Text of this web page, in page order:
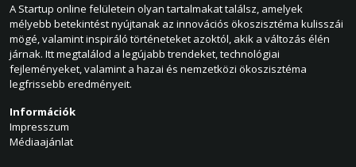
A Startup online felületein olyan tartalmakat találsz, amelyek
mélyebb betekintést nyújtanak az innovációs ökoszisztéma kulisszái
mögé, valamint inspiráló történeteket azoktól, akik a változás élén
járnak. Itt megtalálod a legújabb trendeket, technológiai
fejleményeket, valamint a hazai és nemzetközi ökoszisztéma
legfrissebb eredményeit.
Információk
Impresszum
Médiaajánlat